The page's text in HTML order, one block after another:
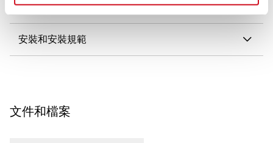
機械規格
安裝和安裝規範
文件和檔案